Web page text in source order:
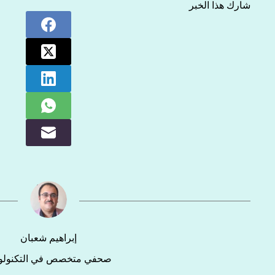
شارك هذا الخبر
إبراهيم شعبان
صحفي متخصص في